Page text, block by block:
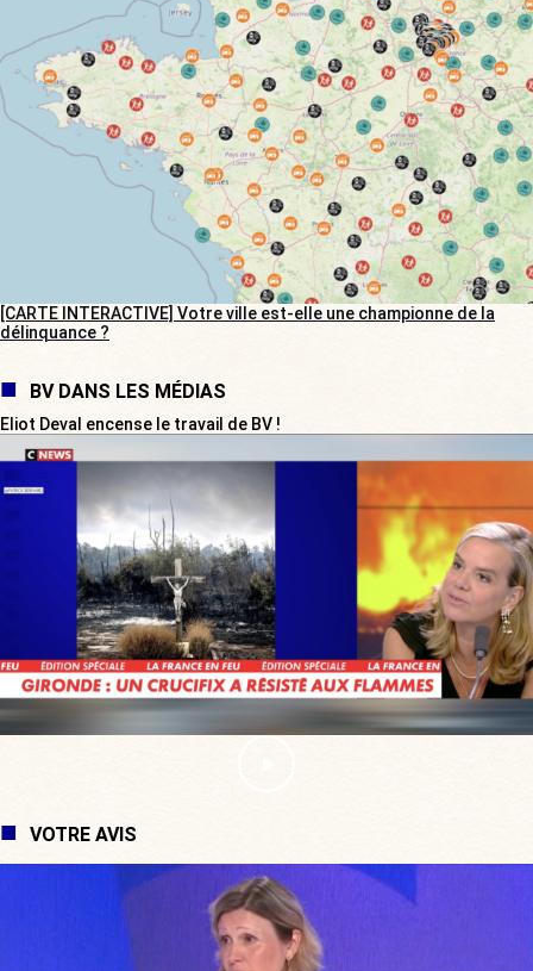
[CARTE INTERACTIVE] Votre ville est-elle une championne de la
délinquance ?
BV DANS LES MÉDIAS
Eliot Deval encense le travail de BV !
VOTRE AVIS